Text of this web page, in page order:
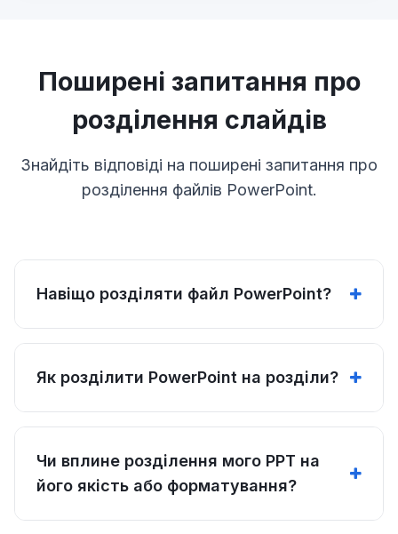
Поширені запитання про
розділення слайдів
Знайдіть відповіді на поширені запитання про
розділення файлів PowerPoint.
Навіщо розділяти файл PowerPoint?
Як розділити PowerPoint на розділи?
Чи вплине розділення мого PPT на
його якість або форматування?